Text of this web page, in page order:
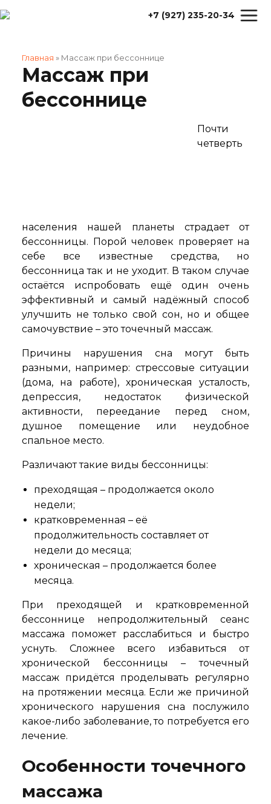
+7 (927) 235-20-34
Главная » Массаж при бессоннице
Массаж при
бессоннице
Почти
четверть
населения нашей планеты страдает от
бессонницы. Порой человек проверяет на
себе все известные средства, но
бессонница так и не уходит. В таком случае
остаётся испробовать ещё один очень
эффективный и самый надёжный способ
улучшить не только свой сон, но и общее
самочувствие – это точечный массаж.
Причины нарушения сна могут быть
разными, например: стрессовые ситуации
(дома, на работе), хроническая усталость,
депрессия, недостаток физической
активности, переедание перед сном,
душное помещение или неудобное
спальное место.
Различают такие виды бессонницы:
преходящая – продолжается около
недели;
кратковременная – её
продолжительность составляет от
недели до месяца;
хроническая – продолжается более
месяца.
При преходящей и кратковременной
бессоннице непродолжительный сеанс
массажа поможет расслабиться и быстро
уснуть. Сложнее всего избавиться от
хронической бессонницы – точечный
массаж придётся проделывать регулярно
на протяжении месяца. Если же причиной
хронического нарушения сна послужило
какое-либо заболевание, то потребуется его
лечение.
Особенности точечного
массажа